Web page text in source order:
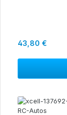
Regulärer Preis:
43,80 €